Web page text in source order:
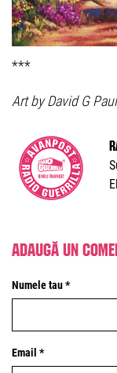
***
Art by David G
Adaugă un
Numele tau *
Email *